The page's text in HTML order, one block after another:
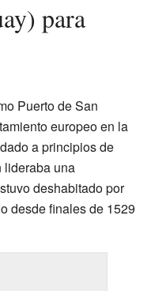
Puerto de San
europeo en la
a principios de
lideraba una
deshabitado por
desde finales de 1529